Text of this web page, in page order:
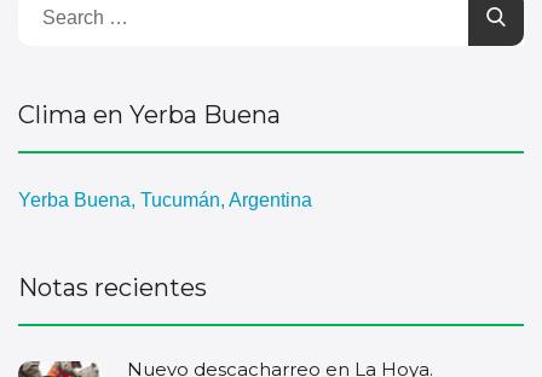
Clima en Yerba Buena
Yerba Buena, Tucumán, Argentina
Notas recientes
Nuevo descacharreo en La Hoya.